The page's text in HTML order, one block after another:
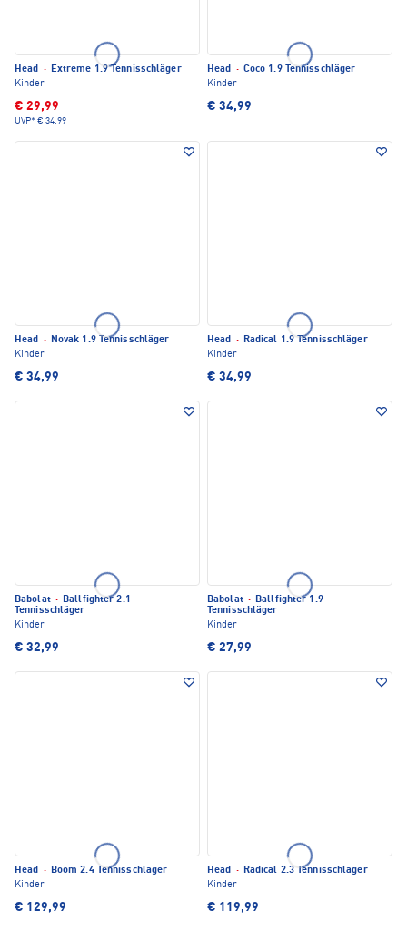
Head · Extreme 1.9 Tennisschläger
Kinder
€ 29,99
UVP* € 34,99
Head · Coco 1.9 Tennisschläger
Kinder
€ 34,99
Head · Novak 1.9 Tennisschläger
Kinder
€ 34,99
Head · Radical 1.9 Tennisschläger
Kinder
€ 34,99
Babolat · Ballfighter 2.1
Tennisschläger
Kinder
€ 32,99
Babolat · Ballfighter 1.9
Tennisschläger
Kinder
€ 27,99
Head · Boom 2.4 Tennisschläger
Kinder
€ 129,99
Head · Radical 2.3 Tennisschläger
Kinder
€ 119,99